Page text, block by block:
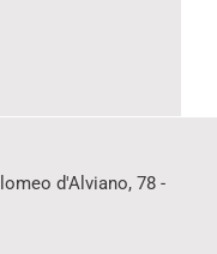
d'Alviano, 78 -